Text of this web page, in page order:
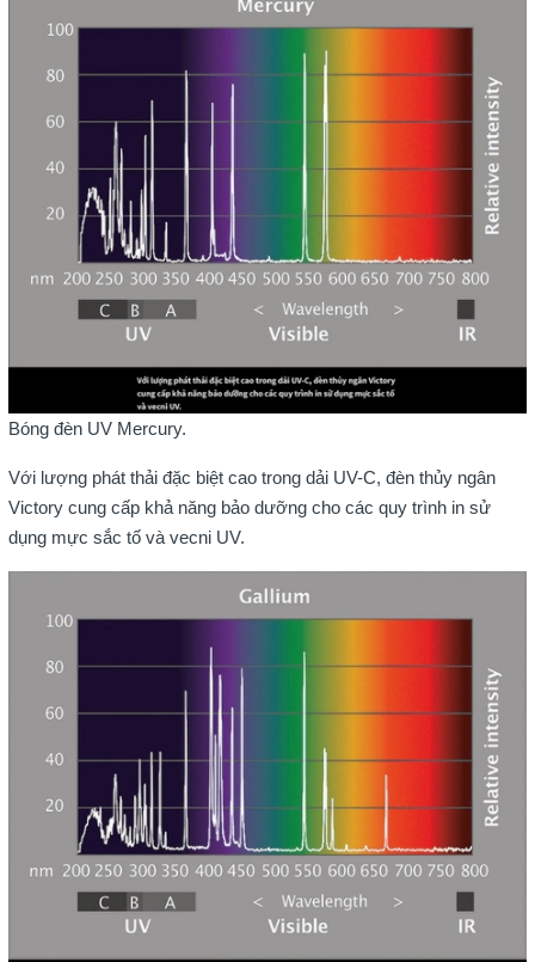
Bóng đèn UV Mercury.
Với lượng phát thải đặc biệt cao trong dải UV-C, đèn thủy ngân
Victory cung cấp khả năng bảo dưỡng cho các quy trình in sử
dụng mực sắc tố và vecni UV.